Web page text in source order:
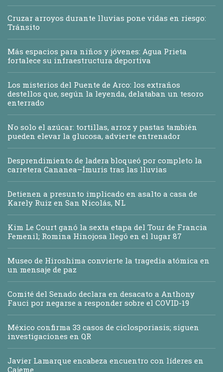
Cruzar arroyos durante lluvias pone vidas en riesgo:
Tránsito
Más espacios para niños y jóvenes: Agua Prieta
fortalece su infraestructura deportiva
Los misterios del Puente de Arco: los extraños
destellos que, según la leyenda, delataban un tesoro
enterrado
No solo el azúcar: tortillas, arroz y pastas también
pueden elevar la glucosa, advierte entrenador
Desprendimiento de ladera bloqueó por completo la
carretera Cananea–Ímuris tras las lluvias
Detienen a presunto implicado en asalto a casa de
Karely Ruiz en San Nicolás, NL
Kim Le Court ganó la sexta etapa del Tour de Francia
Femenil; Romina Hinojosa llegó en el lugar 87
Museo de Hiroshima convierte la tragedia atómica en
un mensaje de paz
Comité del Senado declara en desacato a Anthony
Fauci por negarse a responder sobre el COVID-19
México confirma 33 casos de ciclosporiasis; siguen
investigaciones en QR
Javier Lamarque encabeza encuentro con líderes en
Cajeme